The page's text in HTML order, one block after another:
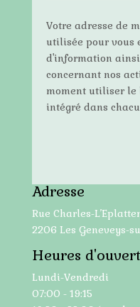
Votre adresse de
utilisée pour vous
d'information
concernant nos
moment utiliser le
intégré dans
Adresse
Rue Charles-
2206 Les Geneveys-
Heures
Lundi-Vendredi
07:00 - 19:15